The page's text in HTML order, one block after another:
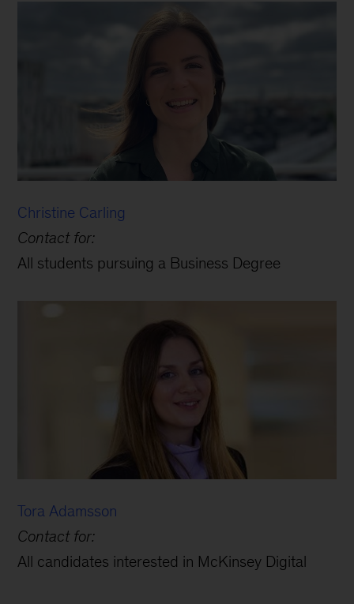
Christine Carling
Contact for:
All students pursuing a Business Degree
Tora Adamsson
Contact for:
All candidates interested in McKinsey Digital